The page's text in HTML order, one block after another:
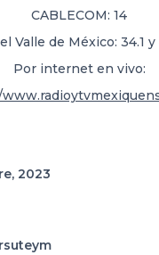
CABLECOM: 14
Valle de México: 34.1 y
Por internet en vivo:
2023